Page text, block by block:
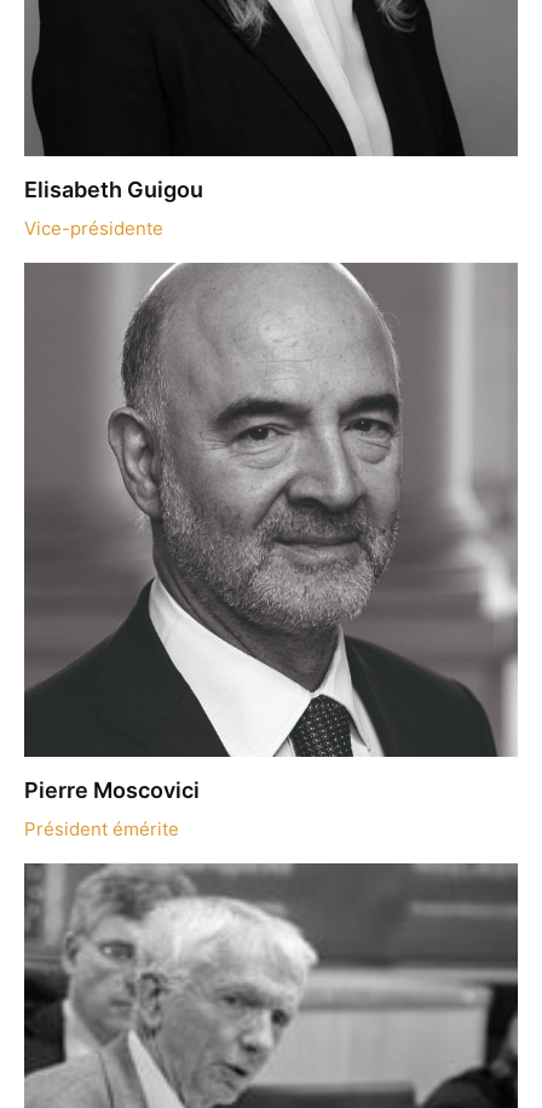
Elisabeth Guigou
Vice-présidente
Pierre Moscovici
Président émérite